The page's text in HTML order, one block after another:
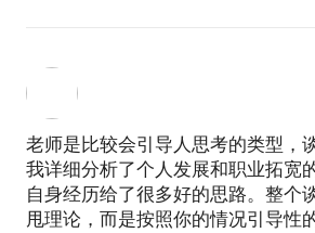
老师是比较会引导人思考的类型，
我详细分析了个人发展和职业拓宽
自身经历给了很多好的思路。整个
甩理论，而是按照你的情况引导性